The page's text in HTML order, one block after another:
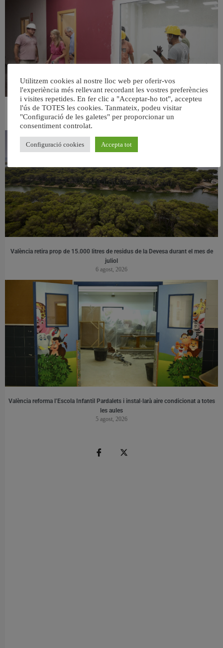
València ultima el nou centre per a persones majors del barri de Sant Antoni
6 agost, 2026
València retira prop de 15.000 litres de residus de la Devesa durant el mes de
juliol
6 agost, 2026
València reforma l’Escola Infantil Pardalets i instal·larà aire condicionat a totes
les aules
5 agost, 2026
Utilitzem cookies al nostre lloc web per oferir-vos
l'experiència més rellevant recordant les vostres preferències
i visites repetides. En fer clic a "Acceptar-ho tot", accepteu
l'ús de TOTES les cookies. Tanmateix, podeu visitar
"Configuració de les galetes" per proporcionar un
consentiment controlat.
Configuració cookies Accepta tot